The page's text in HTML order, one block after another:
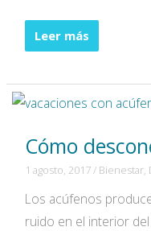
Dormir
en
con
y
calor
posible
Leer más
Cómo
1 agosto, 2017/ Bienestar,
Los acúfenos
ruido en el interior